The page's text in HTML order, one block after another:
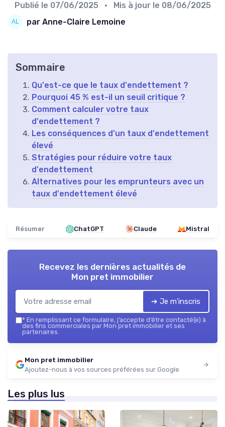
Publié le 07/06/2025 • Mis à jour le 08/06/2025
par Anne-Claire Lemoine
Sommaire
Qu'est-ce que le taux d'endettement ?
Pourquoi 45 % est-il un seuil critique ?
Comment calculer votre taux
d'endettement ?
Les conséquences d'un taux d'endettement
élevé
Stratégies pour réduire votre taux
d'endettement
Alternatives pour les emprunteurs avec un
taux d'endettement élevé
Résumer ChatGPT Claude Mistral
Recevez les dernières actualités de
Mon pret immobilier
➔ Je m'inscris
* En remplissant ce formulaire, j’accepte d’être contacté(e) à
des fins commerciales par Mon pret immobilier et ses
partenaires.
Mon pret immobilier
Ajoutez-nous à vos sources préférées sur Google
Les plus lus